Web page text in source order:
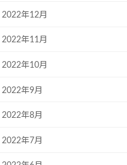
2022年12月
2022年11月
2022年10月
2022年9月
2022年8月
2022年7月